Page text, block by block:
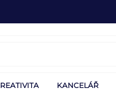
KANCELÁŘ